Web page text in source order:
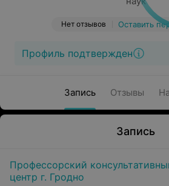
Нет отзывов Оставить
Профиль подтвержден
Запись Отзывы
Запись
Профессорский
центр г. Гродно